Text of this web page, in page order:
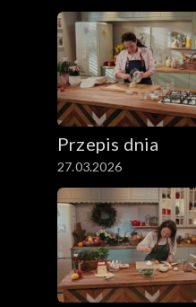
Przepis dnia
27.03.2026